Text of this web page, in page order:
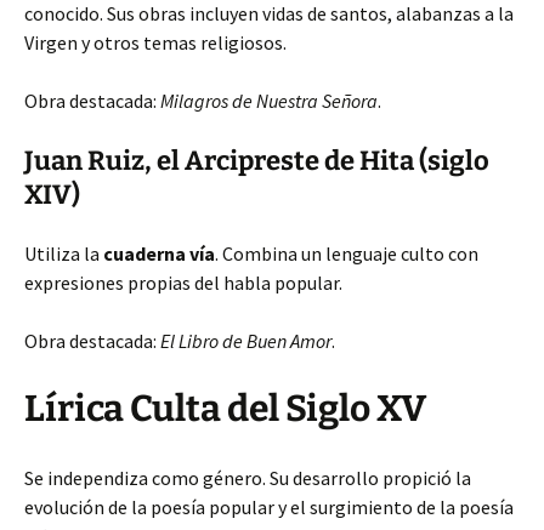
conocido. Sus obras incluyen vidas de santos, alabanzas a la
Virgen y otros temas religiosos.
Obra destacada: Milagros de Nuestra Señora.
Juan Ruiz, el Arcipreste de Hita (siglo
XIV)
Utiliza la cuaderna vía. Combina un lenguaje culto con
expresiones propias del habla popular.
Obra destacada: El Libro de Buen Amor.
Lírica Culta del Siglo XV
Se independiza como género. Su desarrollo propició la
evolución de la poesía popular y el surgimiento de la poesía